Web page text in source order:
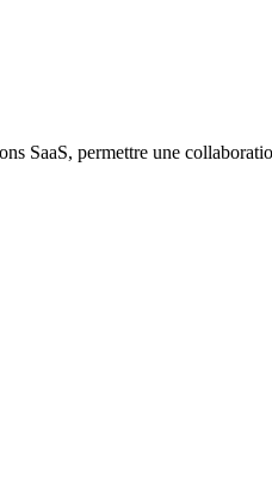
SaaS, permettre une